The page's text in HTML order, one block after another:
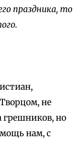
праздника, то
не
грешников, но
нам, с